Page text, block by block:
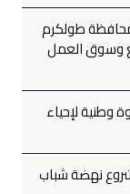
طولكرم
وسوق العمل
وطنية لإحياء
نهضة شباب